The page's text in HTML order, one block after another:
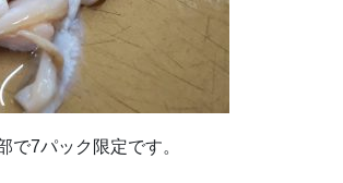
で7パック限定です。